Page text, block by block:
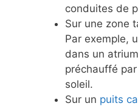
conduites de
Sur une zone
Par exemple,
dans un
préchauffé
soleil.
Sur un puits